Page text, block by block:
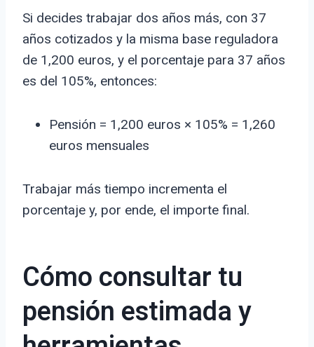
Si decides trabajar dos años más, con 37
años cotizados y la misma base reguladora
de 1,200 euros, y el porcentaje para 37 años
es del 105%, entonces:
Pensión = 1,200 euros × 105% = 1,260
euros mensuales
Trabajar más tiempo incrementa el
porcentaje y, por ende, el importe final.
Cómo consultar tu
pensión estimada y